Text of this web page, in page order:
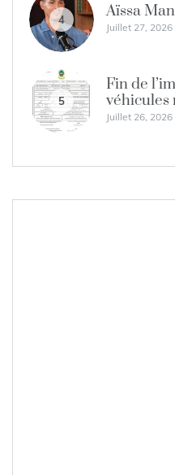
4 Aïssa
Juillet 27, 2026
5
Fin de
véhicules
Juillet 26, 2026